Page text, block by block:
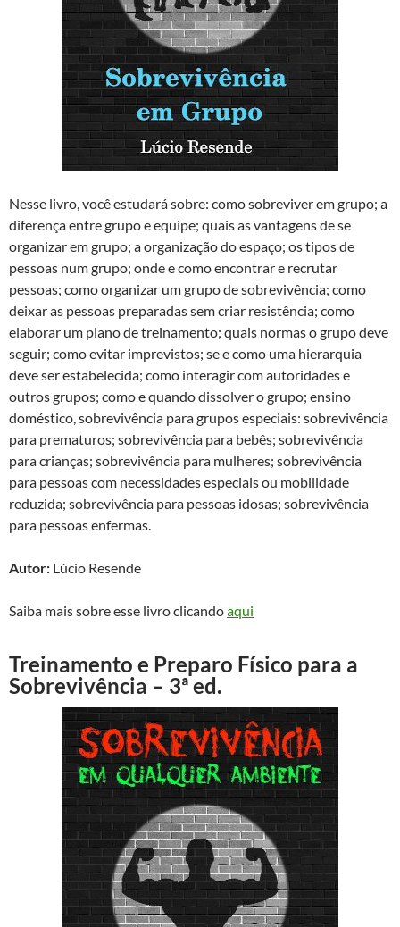
Nesse livro, você estudará sobre: como sobreviver em grupo; a
diferença entre grupo e equipe; quais as vantagens de se
organizar em grupo; a organização do espaço; os tipos de
pessoas num grupo; onde e como encontrar e recrutar
pessoas; como organizar um grupo de sobrevivência; como
deixar as pessoas preparadas sem criar resistência; como
elaborar um plano de treinamento; quais normas o grupo deve
seguir; como evitar imprevistos; se e como uma hierarquia
deve ser estabelecida; como interagir com autoridades e
outros grupos; como e quando dissolver o grupo; ensino
doméstico, sobrevivência para grupos especiais: sobrevivência
para prematuros; sobrevivência para bebês; sobrevivência
para crianças; sobrevivência para mulheres; sobrevivência
para pessoas com necessidades especiais ou mobilidade
reduzida; sobrevivência para pessoas idosas; sobrevivência
para pessoas enfermas.
Autor: Lúcio Resende
Saiba mais sobre esse livro clicandoaqui
Treinamento e Preparo Físico para a
Sobrevivência – 3ª ed.